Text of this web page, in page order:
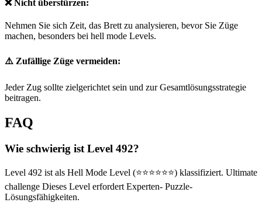
❌ Nicht überstürzen:
Nehmen Sie sich Zeit, das Brett zu analysieren, bevor Sie Züge
machen, besonders bei hell mode Levels.
⚠️ Zufällige Züge vermeiden:
Jeder Zug sollte zielgerichtet sein und zur Gesamtlösungsstrategie
beitragen.
FAQ
Wie schwierig ist Level 492?
Level 492 ist als Hell Mode Level (⭐⭐⭐⭐⭐⭐) klassifiziert. Ultimate
challenge Dieses Level erfordert Experten- Puzzle-
Lösungsfähigkeiten.